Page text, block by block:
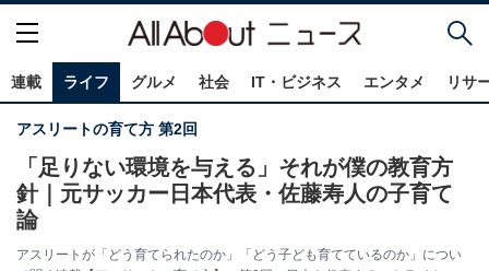
連載 ライフ グルメ 社会 IT・ビジネス エンタメ リサ
アスリートの育て方 第2回
「足りない環境を与える」それが僕の教育方
針｜元サッカー日本代表・佐藤寿人の子育て
論
アスリートが「どう育てられたのか」「どう子ども育てているのか」につい